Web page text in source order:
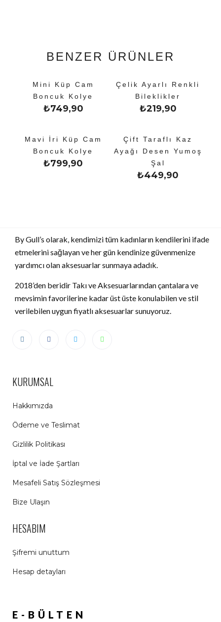
BENZER ÜRÜNLER
Mini Küp Cam
Boncuk Kolye
₺749,90
Çelik Ayarlı Renkli
Bileklikler
₺219,90
Mavi İri Küp Cam
Boncuk Kolye
₺799,90
Çift Taraflı Kaz
Ayağı Desen Yumoş
Şal
₺449,90
By Gull’s olarak, kendimizi tüm kadınların kendilerini ifade
etmelerini sağlayan ve her gün kendinize güvenmenize
yardımcı olan aksesuarlar sunmaya adadık.
2018’den beridir Takı ve Aksesuarlarından çantalara ve
mevsimin favorilerine kadar üst üste konulabilen ve stil
verilebilen uygun fiyatlı aksesuarlar sunuyoruz.
KURUMSAL
Hakkımızda
Ödeme ve Teslimat
Gizlilik Politikası
İptal ve İade Şartları
Mesafeli Satış Sözleşmesi
Bize Ulaşın
HESABIM
Şifremi unuttum
Hesap detayları
E-BÜLTEN